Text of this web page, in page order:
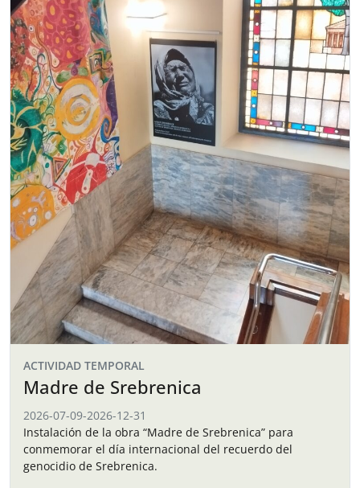
ACTIVIDAD TEMPORAL
Madre de Srebrenica
2026-07-09-2026-12-31
Instalación de la obra “Madre de Srebrenica” para
conmemorar el día internacional del recuerdo del
genocidio de Srebrenica.